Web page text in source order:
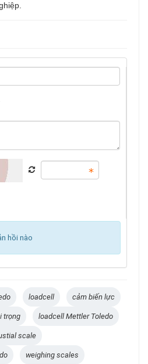
hồi nào
loadcell cảm biến lực
trọng loadcell Mettler Toledo
scale
weighing scales